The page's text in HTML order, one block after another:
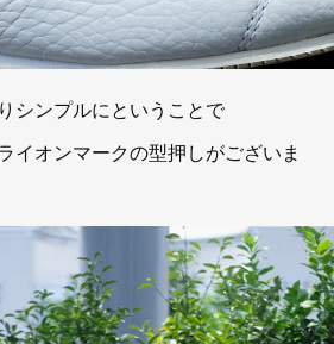
シンプルにということで
イオンマークの型押しがございま